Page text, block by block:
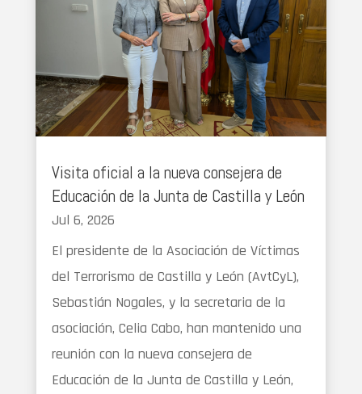
Visita oficial a la nueva consejera de
Educación de la Junta de Castilla y León
Jul 6, 2026
El presidente de la Asociación de Víctimas
del Terrorismo de Castilla y León (AvtCyL),
Sebastián Nogales, y la secretaria de la
asociación, Celia Cabo, han mantenido una
reunión con la nueva consejera de
Educación de la Junta de Castilla y León,